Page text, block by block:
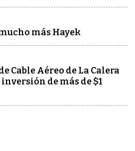
más Hayek
Cable Aéreo de La Calera
de más de $1